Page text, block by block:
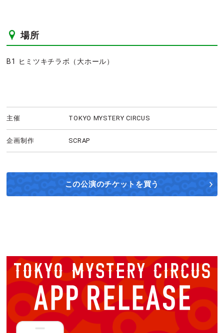
場所
B1 ヒミツキチラボ（大ホール）
主催 TOKYO MYSTERY CIRCUS
企画制作 SCRAP
この公演のチケットを買う